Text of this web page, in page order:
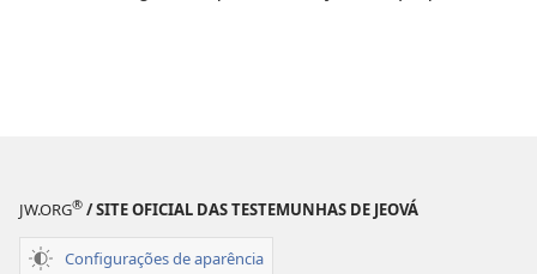
JW.ORG® / SITE OFICIAL DAS TESTEMUNHAS DE JEOVÁ
Configurações de aparência